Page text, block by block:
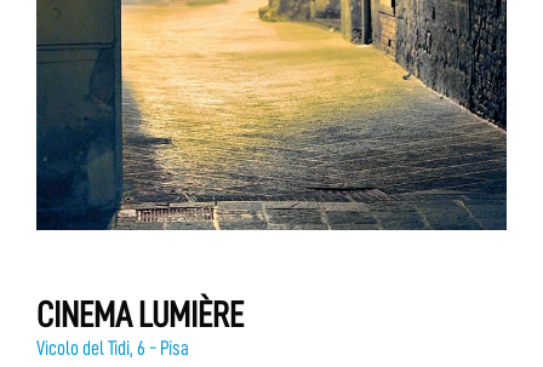
CINEMA LUMIÈRE
Vicolo del Tidi, 6 - Pisa